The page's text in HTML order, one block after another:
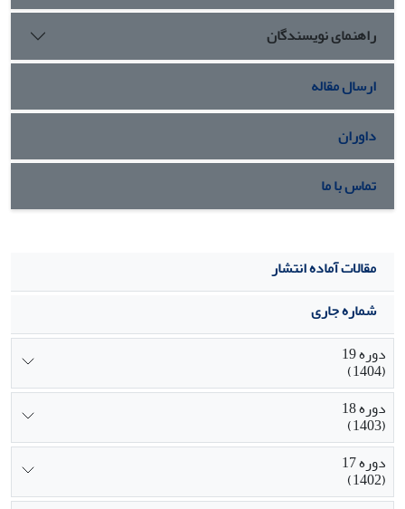
راهنمای نویسندگان
ارسال مقاله
داوران
تماس با ما
مقالات آماده انتشار
شماره جاری
دوره 19
(1404)
دوره 18
(1403)
دوره 17
(1402)